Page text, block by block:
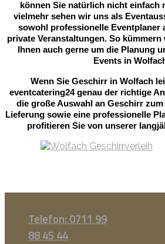
können Sie natürlich nicht einfach
vielmehr sehen wir uns als
sowohl professionelle Eventplaner
private Veranstaltungen. So
Ihnen auch gerne um die Planung
Events in
Wenn Sie Geschirr in Wolfach
eventcatering24 genau der richtige
die große Auswahl an Geschirr
Lieferung sowie eine professionelle
profitieren Sie von unserer
Telefon: 0711 99
88 45 44